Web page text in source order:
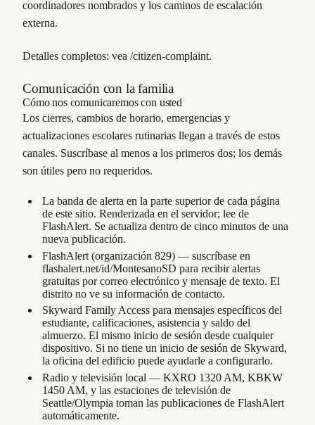
coordinadores nombrados y los caminos de escalación
externa.
Detalles completos: vea /citizen-complaint.
Comunicación con la familia
Cómo nos comunicaremos con usted
Los cierres, cambios de horario, emergencias y
actualizaciones escolares rutinarias llegan a través de estos
canales. Suscríbase al menos a los primeros dos; los demás
son útiles pero no requeridos.
La banda de alerta en la parte superior de cada página
de este sitio. Renderizada en el servidor; lee de
FlashAlert. Se actualiza dentro de cinco minutos de una
nueva publicación.
FlashAlert (organización 829) — suscríbase en
flashalert.net/id/MontesanoSD para recibir alertas
gratuitas por correo electrónico y mensaje de texto. El
distrito no ve su información de contacto.
Skyward Family Access para mensajes específicos del
estudiante, calificaciones, asistencia y saldo del
almuerzo. El mismo inicio de sesión desde cualquier
dispositivo. Si no tiene un inicio de sesión de Skyward,
la oficina del edificio puede ayudarle a configurarlo.
Radio y televisión local — KXRO 1320 AM, KBKW
1450 AM, y las estaciones de televisión de
Seattle/Olympia toman las publicaciones de FlashAlert
automáticamente.